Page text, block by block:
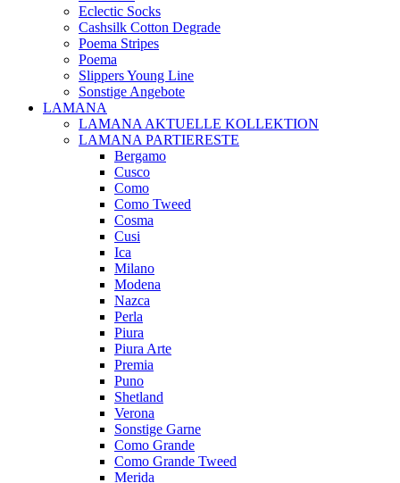
Eclectic Socks
Cashsilk Cotton Degrade
Poema Stripes
Poema
Slippers Young Line
Sonstige Angebote
LAMANA
LAMANA AKTUELLE KOLLEKTION
LAMANA PARTIERESTE
Bergamo
Cusco
Como
Como Tweed
Cosma
Cusi
Ica
Milano
Modena
Nazca
Perla
Piura
Piura Arte
Premia
Puno
Shetland
Verona
Sonstige Garne
Como Grande
Como Grande Tweed
Merida